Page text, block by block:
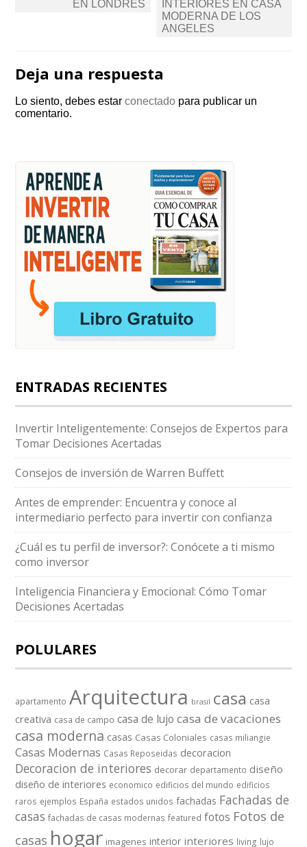
entradasEN LONDRES
INTERIORES EN CASA
MODERNA DE LOS
ANGELES
Deja una respuesta
Lo siento, debes estarconectado para publicar un
comentario.
ENTRADAS RECIENTES
Invertir Inteligentemente: Consejos de Expertos para
Tomar Decisiones Acertadas
Consejos de inversión de Warren Buffett
Antes de emprender: Encuentra y conoce al
intermediario perfecto para invertir con confianza
¿Cuál es tu perfil de inversor?: Conócete a ti mismo
como inversor
Inteligencia Financiera y Emocional: Cómo Tomar
Decisiones Acertadas
POLULARES
apartamento Arquitectura brasil casa casa
creativa casa de campo casa de lujo casa de vacaciones
casa moderna casas Casas Coloniales casas miliangie
Casas Modernas Casas Reposeidas decoracion
Decoracion de interiores decorar departamento diseño
diseño de interiores economico edificios del mundo edificios
raros ejemplos España estados unidos fachadas Fachadas de
casas fachadas de casas modernas featured fotos Fotos de
casas hogar imagenes interior interiores living lujo